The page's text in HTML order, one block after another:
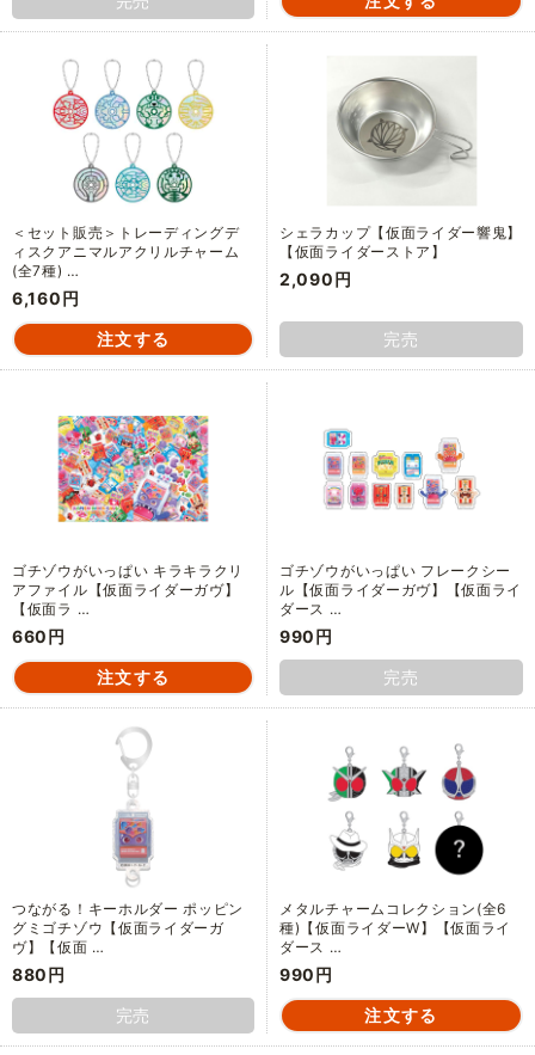
＜セット販売＞トレーディングデ
ィスクアニマルアクリルチャーム
(全7種) …
6,160円
シェラカップ【仮面ライダー響鬼】
【仮面ライダーストア】
2,090円
完売
ゴチゾウがいっぱい キラキラクリ
アファイル【仮面ライダーガヴ】
【仮面ラ …
660円
ゴチゾウがいっぱい フレークシー
ル【仮面ライダーガヴ】【仮面ライ
ダース …
990円
完売
つながる！キーホルダー ポッピン
グミゴチゾウ【仮面ライダーガ
ヴ】【仮面 …
880円
完売
メタルチャームコレクション(全6
種)【仮面ライダーW】【仮面ライ
ダース …
990円